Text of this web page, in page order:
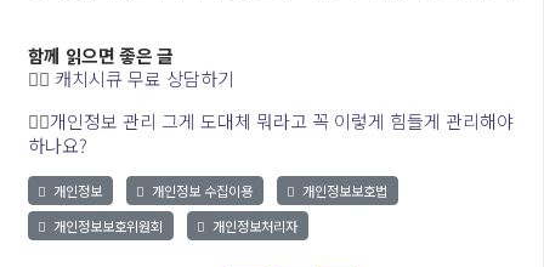
함께 읽으면 좋은 글
👉🏻 캐치시큐 무료 상담하기
👉🏻개인정보 관리 그게 도대체 뭐라고 꼭 이렇게 힘들게 관리해야
하나요?
개인정보 개인정보 수집이용
개인정보보호법
개인정보보호위원회
개인정보처리자